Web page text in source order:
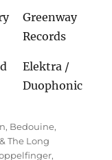
Greenway
Records
Elektra /
Duophonic
, Bedouine,
The Long
,